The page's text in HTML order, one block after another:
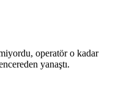
operatör o kadar
yanaştı.